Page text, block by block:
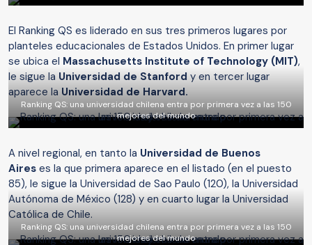
El Ranking QS es liderado en sus tres primeros lugares por
planteles educacionales de Estados Unidos. En primer lugar
se ubica el Massachusetts Institute of Technology (MIT),
le sigue la Universidad de Stanford y en tercer lugar
aparece la Universidad de Harvard.
Ranking QS: una universidad chilena entra por primera vez a las 150
mejores del mundo
A nivel regional, en tanto la Universidad de Buenos
Aires es la que primera aparece en el listado (en el puesto
85), le sigue la Universidad de Sao Paulo (120), la Universidad
Autónoma de México (128) y en cuarto lugar la Universidad
Católica de Chile.
Ranking QS: una universidad chilena entra por primera vez a las 150
mejores del mundo